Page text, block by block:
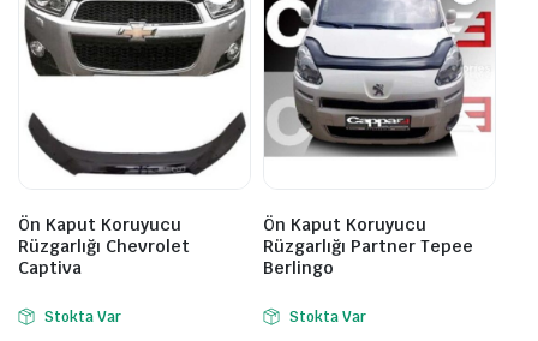
Ön Kaput Koruyucu
Rüzgarlığı Chevrolet
Captiva
Stokta Var
Ön Kaput Koruyucu
Rüzgarlığı Partner Tepee
Berlingo
Stokta Var